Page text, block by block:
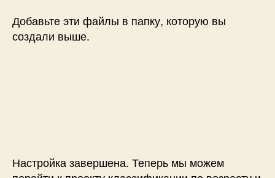
Добавьте эти файлы в папку, которую вы
создали выше.
Настройка завершена. Теперь мы можем